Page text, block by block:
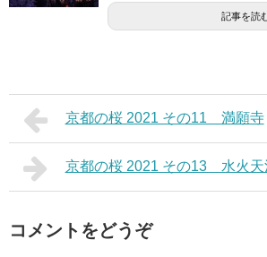
記事を読
京都の桜 2021 その11 満願寺
京都の桜 2021 その13 水火天
コメントをどうぞ